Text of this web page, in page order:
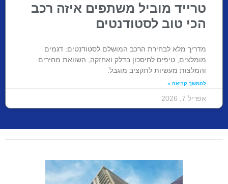
טרייד מוביל משתפים איזה רכב
הכי טוב לסטודנטים
מדריך מלא לבחירת הרכב המושלם לסטודנטים: דגמים
מומלצים, טיפים לחיסכון בדלק ואחזקה, השוואת מחירים
והמלצות מעשיות לתקציב מוגבל.
להמשך קריאה »
אפריל 7, 2026